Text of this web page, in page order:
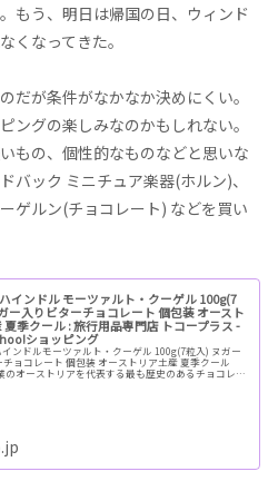
もう、明日は帰国の日、ウィンド
くなってきた。
だが条件がなかなか決めにくい。
ングの楽しみなのかもしれない。
もの、個性的なものなどと思いな
バック ミニチュア楽器(ホルン)、
ゲルン(チョコレート) などを買い
インドル モーツァルト・クーゲル 100g(7
ー入りビターチョコレート 個包装 オースト
夏季クール : 旅行用品専門店 トコープラス -
ショッピング
インドルモーツァルト・クーゲル 100g(7粒入) ヌガー
ョコレート 個包装 オーストリア土産 夏季クール
のオーストリアを代表する最も歴史のあるチョコレー